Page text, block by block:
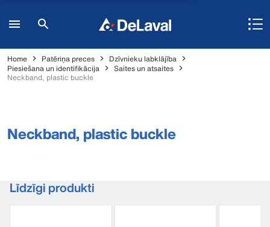
Home Patēriņa preces
Dzīvnieku labklājība
Piesiešana un identifikācija
Saites un atsaites
Neckband, plastic buckle
Neckband, plastic buckle
Līdzīgi produkti